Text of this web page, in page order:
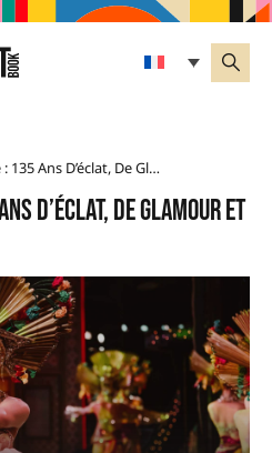
Le Moulin Rouge : 135 Ans D’éclat, De Glamour Et De Spectacle
d’éclat, de glamour et